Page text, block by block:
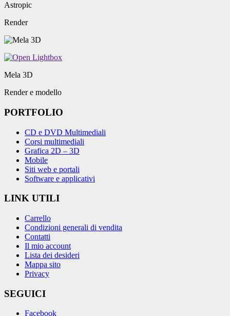
Astropic
Render
Mela 3D
Render e modello
PORTFOLIO
CD e DVD Multimediali
Corsi multimediali
Grafica 2D – 3D
Mobile
Siti web e portali
Software e applicativi
LINK UTILI
Carrello
Condizioni generali di vendita
Contatti
Il mio account
Lista dei desideri
Mappa sito
Privacy
SEGUICI
Facebook